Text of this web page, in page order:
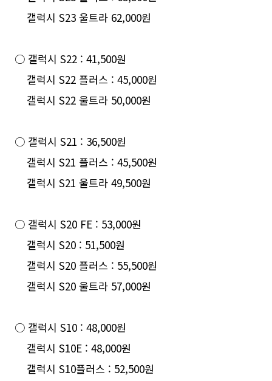
갤럭시 S23 울트라 62,000원
○ 갤럭시 S22 : 41,500원
갤럭시 S22 플러스 : 45,000원
갤럭시 S22 울트라 50,000원
○ 갤럭시 S21 : 36,500원
갤럭시 S21 플러스 : 45,500원
갤럭시 S21 울트라 49,500원
○ 갤럭시 S20 FE : 53,000원
갤럭시 S20 : 51,500원
갤럭시 S20 플러스 : 55,500원
갤럭시 S20 울트라 57,000원
○ 갤럭시 S10 : 48,000원
갤럭시 S10E : 48,000원
갤럭시 S10플러스 : 52,500원